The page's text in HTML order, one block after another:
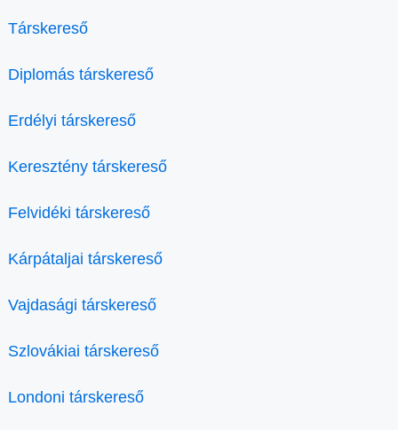
Társkereső
Diplomás társkereső
Erdélyi társkereső
Keresztény társkereső
Felvidéki társkereső
Kárpátaljai társkereső
Vajdasági társkereső
Szlovákiai társkereső
Londoni társkereső